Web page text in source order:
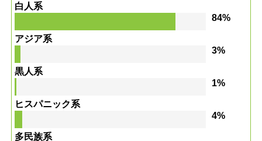
白人系
84%
アジア系
3%
黒人系
1%
ヒスパニック系
4%
多民族系